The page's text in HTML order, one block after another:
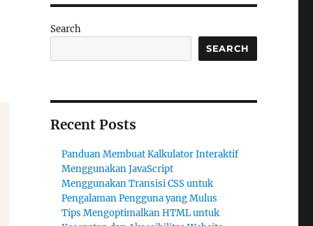
Search
SEARCH
Recent Posts
Panduan Membuat Kalkulator Interaktif
Menggunakan JavaScript
Menggunakan Transisi CSS untuk
Pengalaman Pengguna yang Mulus
Tips Mengoptimalkan HTML untuk